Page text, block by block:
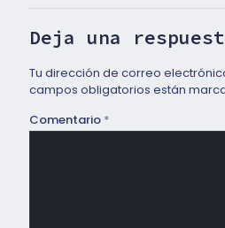
Deja una
Tu dirección de correo
campos obligatorios están
Comentario *